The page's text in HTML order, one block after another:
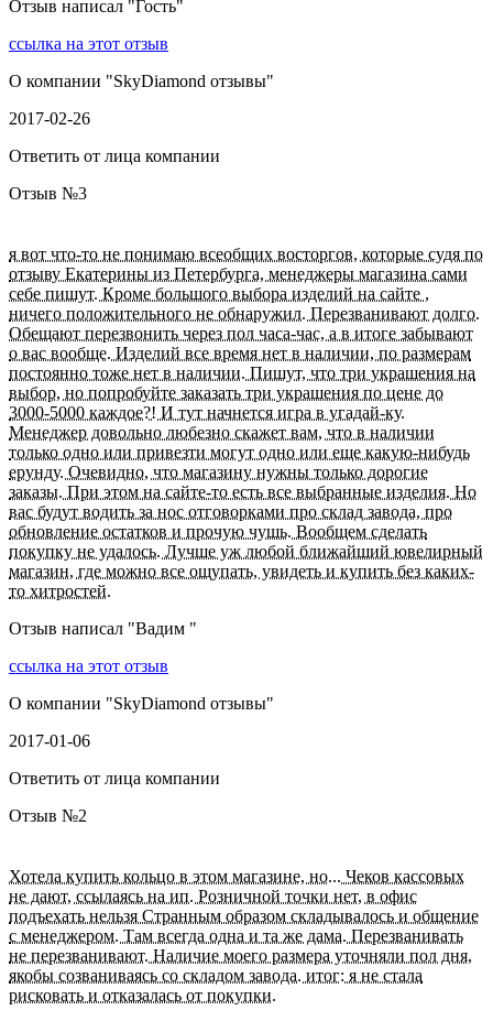
Отзыв написал "Гость"
ссылка на этот отзыв
О компании "SkyDiamond отзывы"
2017-02-26
Ответить от лица компании
Отзыв №3
я вот что-то не понимаю всеобщих восторгов, которые судя по
отзыву Екатерины из Петербурга, менеджеры магазина сами
себе пишут. Кроме большого выбора изделий на сайте ,
ничего положительного не обнаружил. Перезванивают долго.
Обещают перезвонить через пол часа-час, а в итоге забывают
о вас вообще. Изделий все время нет в наличии, по размерам
постоянно тоже нет в наличии. Пишут, что три украшения на
выбор, но попробуйте заказать три украшения по цене до
3000-5000 каждое?! И тут начнется игра в угадай-ку.
Менеджер довольно любезно скажет вам, что в наличии
только одно или привезти могут одно или еще какую-нибудь
ерунду. Очевидно, что магазину нужны только дорогие
заказы. При этом на сайте-то есть все выбранные изделия. Но
вас будут водить за нос отговорками про склад завода, про
обновление остатков и прочую чушь. Вообщем сделать
покупку не удалось. Лучше уж любой ближайший ювелирный
магазин, где можно все ощупать, увидеть и купить без каких-
то хитростей.
Отзыв написал "Вадим "
ссылка на этот отзыв
О компании "SkyDiamond отзывы"
2017-01-06
Ответить от лица компании
Отзыв №2
Хотела купить кольцо в этом магазине, но... Чеков кассовых
не дают, ссылаясь на ип. Розничной точки нет, в офис
подъехать нельзя Странным образом складывалось и общение
с менеджером. Там всегда одна и та же дама. Перезванивать
не перезванивают. Наличие моего размера уточняли пол дня,
якобы созваниваясь со складом завода. итог: я не стала
рисковать и отказалась от покупки.